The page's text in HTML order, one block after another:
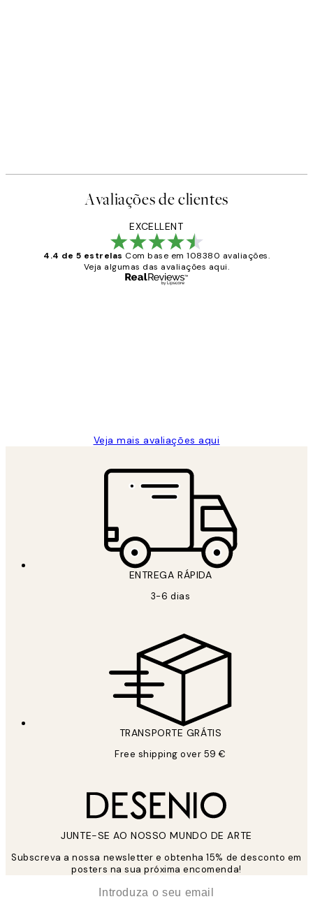
Avaliações de clientes
EXCELLENT
4.4 de 5 estrelas Com base em 108380 avaliações.
Veja algumas das avaliações aqui.
Veja mais avaliações aqui
ENTREGA RÁPIDA
3-6 dias
TRANSPORTE GRÁTIS
Free shipping over 59 €
JUNTE-SE AO NOSSO MUNDO DE ARTE
Subscreva a nossa newsletter e obtenha 15% de desconto em
posters na sua próxima encomenda!